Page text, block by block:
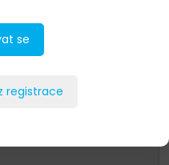
se
registrace